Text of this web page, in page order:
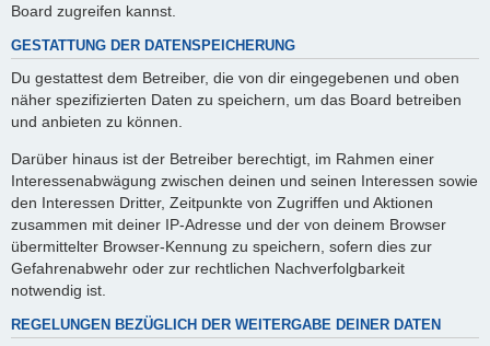
Board zugreifen kannst.
GESTATTUNG DER DATENSPEICHERUNG
Du gestattest dem Betreiber, die von dir eingegebenen und oben
näher spezifizierten Daten zu speichern, um das Board betreiben
und anbieten zu können.
Darüber hinaus ist der Betreiber berechtigt, im Rahmen einer
Interessenabwägung zwischen deinen und seinen Interessen sowie
den Interessen Dritter, Zeitpunkte von Zugriffen und Aktionen
zusammen mit deiner IP-Adresse und der von deinem Browser
übermittelter Browser-Kennung zu speichern, sofern dies zur
Gefahrenabwehr oder zur rechtlichen Nachverfolgbarkeit
notwendig ist.
REGELUNGEN BEZÜGLICH DER WEITERGABE DEINER DATEN